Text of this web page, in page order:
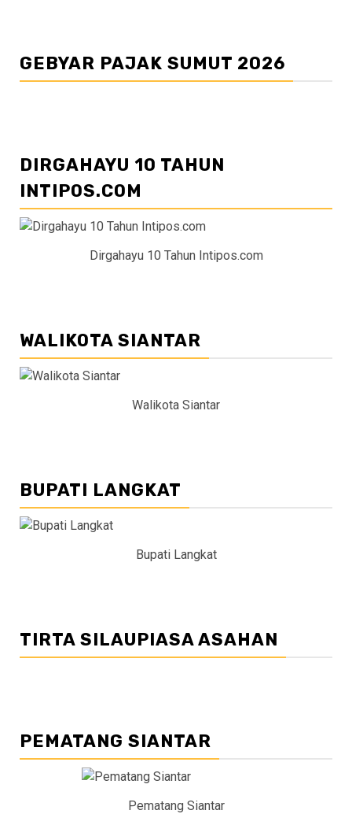
GEBYAR PAJAK SUMUT 2026
DIRGAHAYU 10 TAHUN
INTIPOS.COM
Dirgahayu 10 Tahun Intipos.com
WALIKOTA SIANTAR
Walikota Siantar
BUPATI LANGKAT
Bupati Langkat
TIRTA SILAUPIASA ASAHAN
PEMATANG SIANTAR
Pematang Siantar